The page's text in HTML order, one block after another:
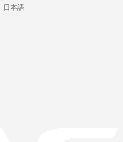
日本語